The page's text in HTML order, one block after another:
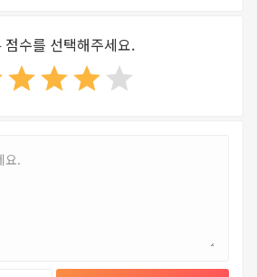
점수를 선택해주세요.
starstarstarstar